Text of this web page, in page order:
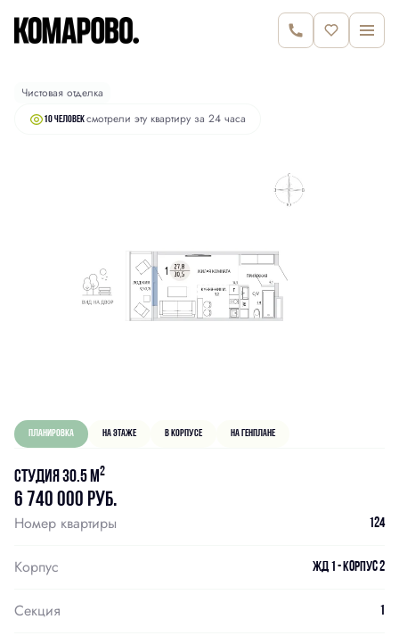
Студия30.5 м2 6 740 000 руб.
Чистовая отделка
10 человексмотрели эту квартиру за 24 часа
Планировка На этаже В корпусе На генплане
Студия 30.5 м2
6 740 000 руб.
Номер квартиры 124
Корпус ЖД 1 - Корпус 2
Секция 1